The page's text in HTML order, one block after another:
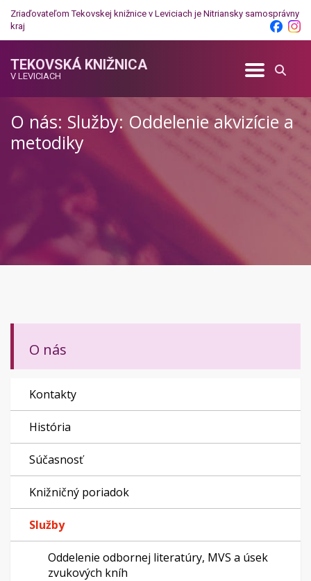
Zriaďovateľom Tekovskej knižnice v Leviciach je Nitriansky samosprávny
kraj
TEKOVSKÁ KNIŽNICA
V LEVICIACH
O nás: Služby: Oddelenie akvizície a
metodiky
O nás
Kontakty
História
Súčasnosť
Knižničný poriadok
Služby
Oddelenie odbornej literatúry, MVS a úsek
zvukových kníh